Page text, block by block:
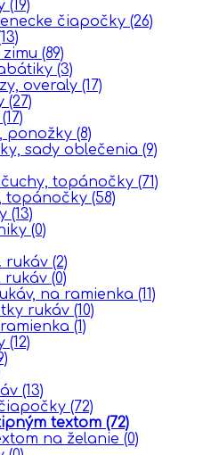
(19)
čiapočky (26)
(89)
(3)
overaly (17)
(27)
(17)
ponožky (8)
sady oblečenia (9)
topánočky (71)
topánočky (58)
(13)
(0)
rukáv (2)
rukáv (0)
na ramienka (11)
rukáv (10)
(1)
(12)
(13)
(72)
textom (72)
na želanie (0)